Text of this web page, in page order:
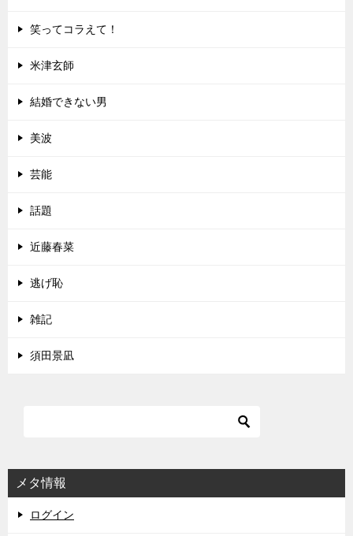
笑ってコラえて！
米津玄師
結婚できない男
美波
芸能
話題
近藤春菜
逃げ恥
雑記
須田景凪
メタ情報
ログイン